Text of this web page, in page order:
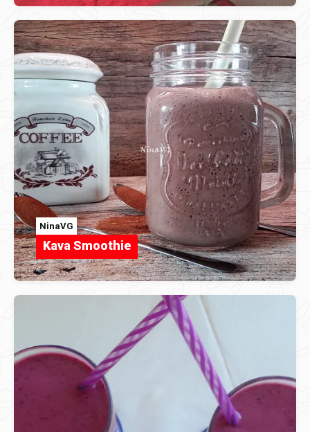
NinaVG
Kava Smoothie